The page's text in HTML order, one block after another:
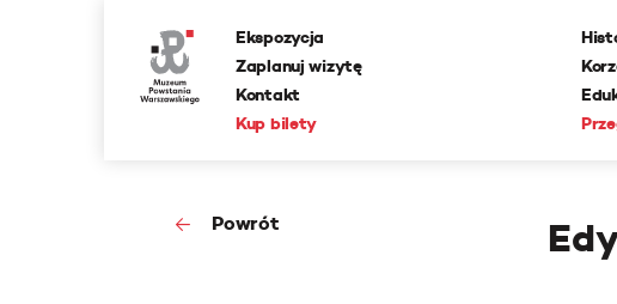
Ekspozycja
Zaplanuj wizytę
Kontakt
Kup bilety
Powrót